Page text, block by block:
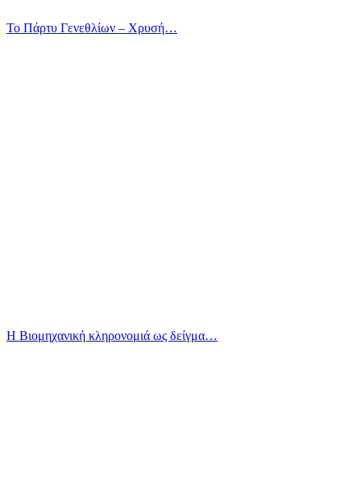
Το Πάρτυ Γενεθλίων – Χρυσή…
Η Βιομηχανική κληρονομιά ως δείγμα…